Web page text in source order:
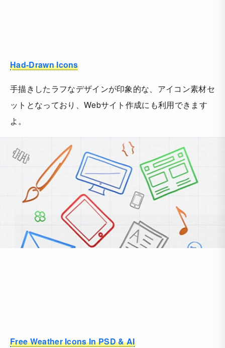
Had-Drawn Icons
手描きしたラフなデザインが印象的な、アイコン素材セ
ットとなっており、Webサイト作成にも利用できます
よ。
Free Weather Icons In PSD & AI